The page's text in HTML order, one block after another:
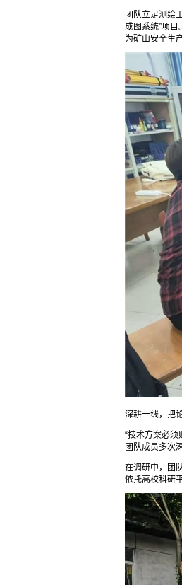
团队立足测绘
成图系统”项
为矿山安全生
深耕一线，把
“技术方案必须
团队成员多次
在调研中，团
依托高校科研